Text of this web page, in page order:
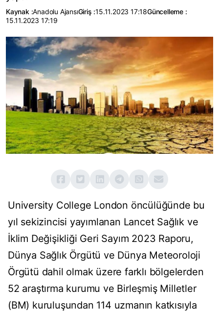
Kaynak :Anadolu AjansıGiriş :15.11.2023 17:18Güncelleme :
15.11.2023 17:19
University College London öncülüğünde bu
yıl sekizincisi yayımlanan Lancet Sağlık ve
İklim Değişikliği Geri Sayım 2023 Raporu,
Dünya Sağlık Örgütü ve Dünya Meteoroloji
Örgütü dahil olmak üzere farklı bölgelerden
52 araştırma kurumu ve Birleşmiş Milletler
(BM) kuruluşundan 114 uzmanın katkısıyla